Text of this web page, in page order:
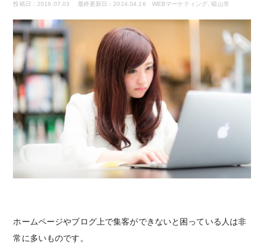
投稿日：2016.07.03 最終更新日：2024.04.16 WEBマーケティング,福山市
ホームページやブログ上で集客ができないと困っている人は非
常に多いものです。